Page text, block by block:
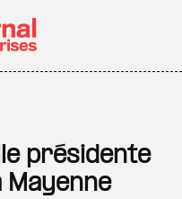
présidente